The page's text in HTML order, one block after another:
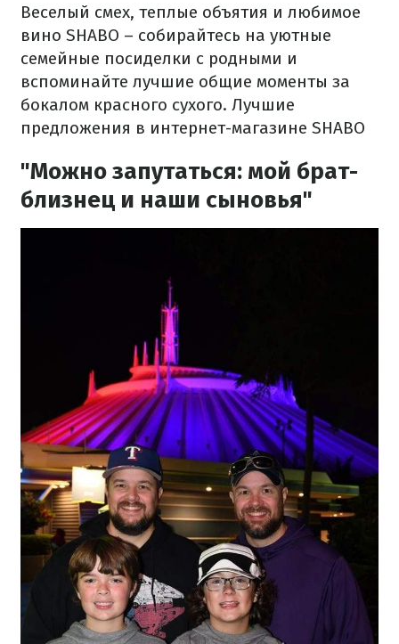
Веселый смех, теплые объятия и любимое
вино SHABO – собирайтесь на уютные
семейные посиделки с родными и
вспоминайте лучшие общие моменты за
бокалом красного сухого. Лучшие
предложения в интернет-магазине SHABO
"Можно запутаться: мой брат-
близнец и наши сыновья"